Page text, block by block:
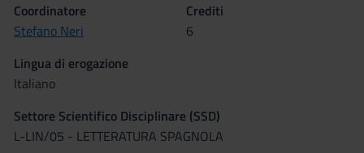
Coordinatore
Stefano Neri
Crediti
6
Lingua di erogazione
Italiano
Settore Scientifico Disciplinare (SSD)
L-LIN/05 - LETTERATURA SPAGNOLA